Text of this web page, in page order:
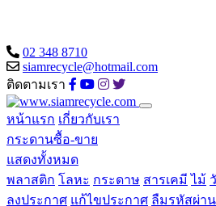
02 348 8710
siamrecycle@hotmail.com
ติดตามเรา
หน้าแรก เกี่ยวกับเรา
กระดานซื้อ-ขาย
แสดงทั้งหมด
พลาสติก โลหะ กระดาษ สารเคมี ไม้
ลงประกาศ แก้ไขประกาศ ลืมรหัสผ่าน